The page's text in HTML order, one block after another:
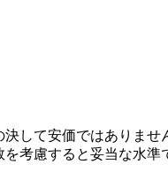
して安価ではありま
考慮すると妥当な水